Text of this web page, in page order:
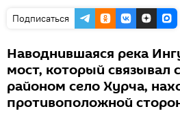
Подписаться
Наводнившаяся река
мост, который связывал
районом село Хурча,
противоположной